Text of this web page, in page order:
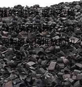
的德国大型撕裂机
离及筛网技术分离
为原料场堆放的切